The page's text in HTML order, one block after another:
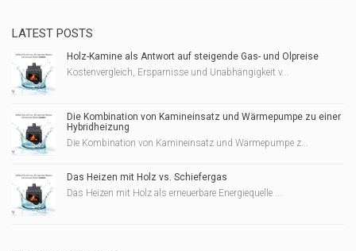
LATEST POSTS
Holz-Kamine als Antwort auf steigende Gas- und Ölpreise
Kostenvergleich, Ersparnisse und Unabhängigkeit v...
Die Kombination von Kamineinsatz und Wärmepumpe zu einer
Hybridheizung
Die Kombination von Kamineinsatz und Wärmepumpe z...
Das Heizen mit Holz vs. Schiefergas
Das Heizen mit Holz als erneuerbare Energiequelle ...